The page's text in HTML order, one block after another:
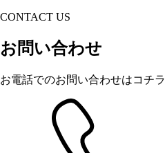
CONTACT US
お問い合わせ
お電話でのお問い合わせはコチラ